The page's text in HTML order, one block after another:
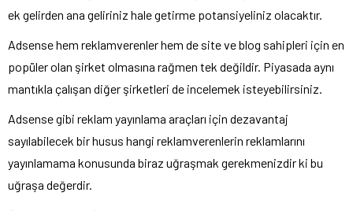
ek gelirden ana geliriniz hale getirme potansiyeliniz olacaktır.
Adsense hem reklamverenler hem de site ve blog sahipleri için en
popüler olan şirket olmasına rağmen tek değildir. Piyasada aynı
mantıkla çalışan diğer şirketleri de incelemek isteyebilirsiniz.
Adsense gibi reklam yayınlama araçları için dezavantaj
sayılabilecek bir husus hangi reklamverenlerin reklamlarını
yayınlamama konusunda biraz uğraşmak gerekmenizdir ki bu
uğraşa değerdir.